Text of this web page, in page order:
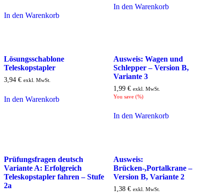
In den Warenkorb
In den Warenkorb
Lösungsschablone
Teleskopstapler
3,94 € exkl. MwSt.
In den Warenkorb
Ausweis: Wagen und
Schlepper – Version B,
Variante 3
1,99 € exkl. MwSt.
You save (%)
In den Warenkorb
Prüfungsfragen deutsch
Variante A: Erfolgreich
Teleskopstapler fahren – Stufe
2a
Ausweis:
Brücken-,Portalkrane –
Version B, Variante 2
1,38 € exkl. MwSt.